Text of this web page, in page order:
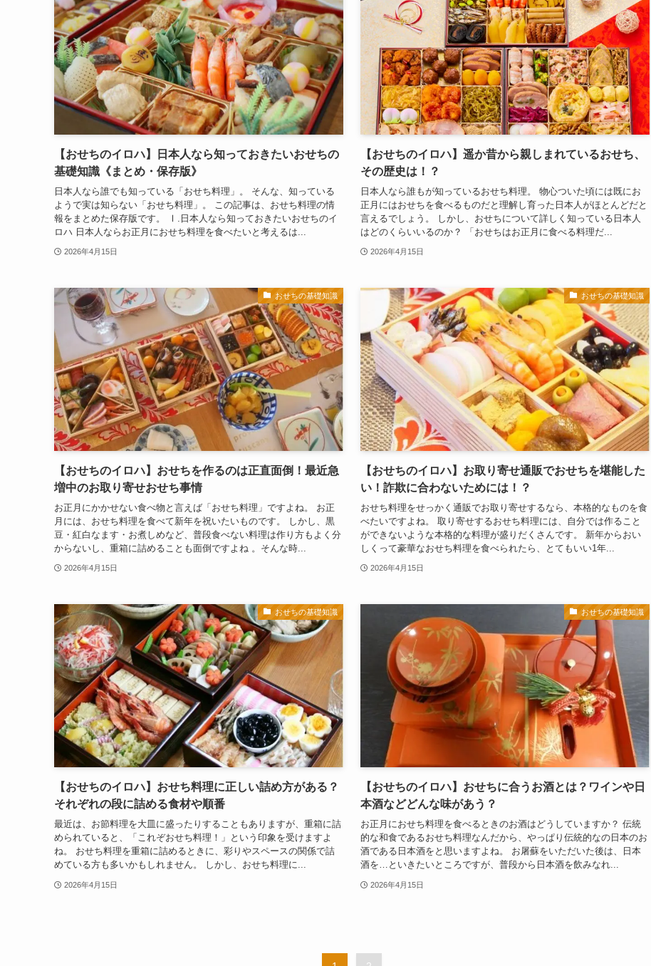
【おせちのイロハ】日本人なら知っておきたいおせちの
基礎知識《まとめ・保存版》
日本人なら誰でも知っている「おせち料理」。 そんな、知っている
ようで実は知らない「おせち料理」。 この記事は、おせち料理の情
報をまとめた保存版です。 Ⅰ.日本人なら知っておきたいおせちのイ
ロハ 日本人ならお正月におせち料理を食べたいと考えるは...
2026年4月15日
【おせちのイロハ】遥か昔から親しまれているおせち、
その歴史は！？
日本人なら誰もが知っているおせち料理。 物心ついた頃には既にお
正月にはおせちを食べるものだと理解し育った日本人がほとんどだと
言えるでしょう。 しかし、おせちについて詳しく知っている日本人
はどのくらいいるのか？ 「おせちはお正月に食べる料理だ...
2026年4月15日
おせちの基礎知識
【おせちのイロハ】おせちを作るのは正直面倒！最近急
増中のお取り寄せおせち事情
お正月にかかせない食べ物と言えば「おせち料理」ですよね。 お正
月には、おせち料理を食べて新年を祝いたいものです。 しかし、黒
豆・紅白なます・お煮しめなど、普段食べない料理は作り方もよく分
からないし、重箱に詰めることも面倒ですよね 。そんな時...
2026年4月15日
おせちの基礎知識
【おせちのイロハ】お取り寄せ通販でおせちを堪能した
い！詐欺に合わないためには！？
おせち料理をせっかく通販でお取り寄せするなら、本格的なものを食
べたいですよね。 取り寄せするおせち料理には、自分では作ること
ができないような本格的な料理が盛りだくさんです。 新年からおい
しくって豪華なおせち料理を食べられたら、とてもいい1年...
2026年4月15日
おせちの基礎知識
【おせちのイロハ】おせち料理に正しい詰め方がある？
それぞれの段に詰める食材や順番
最近は、お節料理を大皿に盛ったりすることもありますが、重箱に詰
められていると、「これぞおせち料理！」という印象を受けますよ
ね。 おせち料理を重箱に詰めるときに、彩りやスペースの関係で詰
めている方も多いかもしれません。 しかし、おせち料理に...
2026年4月15日
おせちの基礎知識
【おせちのイロハ】おせちに合うお酒とは？ワインや日
本酒などどんな味があう？
お正月におせち料理を食べるときのお酒はどうしていますか？ 伝統
的な和食であるおせち料理なんだから、やっぱり伝統的なの日本のお
酒である日本酒をと思いますよね。 お屠蘇をいただいた後は、日本
酒を…といきたいところですが、普段から日本酒を飲みなれ...
2026年4月15日